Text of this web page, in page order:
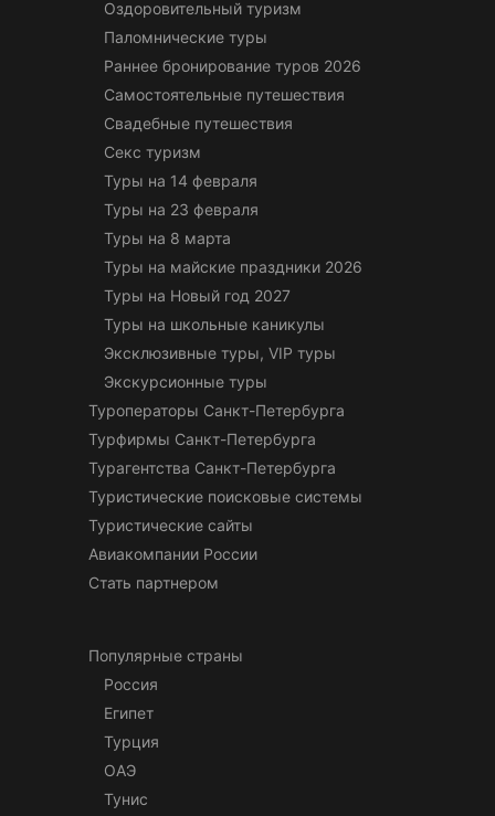
Оздоровительный туризм
Паломнические туры
Раннее бронирование туров 2026
Самостоятельные путешествия
Свадебные путешествия
Секс туризм
Туры на 14 февраля
Туры на 23 февраля
Туры на 8 марта
Туры на майские праздники 2026
Туры на Новый год 2027
Туры на школьные каникулы
Эксклюзивные туры, VIP туры
Экскурсионные туры
Туроператоры Санкт-Петербурга
Турфирмы Санкт-Петербурга
Турагентства Санкт-Петербурга
Туристические поисковые системы
Туристические сайты
Авиакомпании России
Стать партнером
Популярные страны
Россия
Египет
Турция
ОАЭ
Тунис